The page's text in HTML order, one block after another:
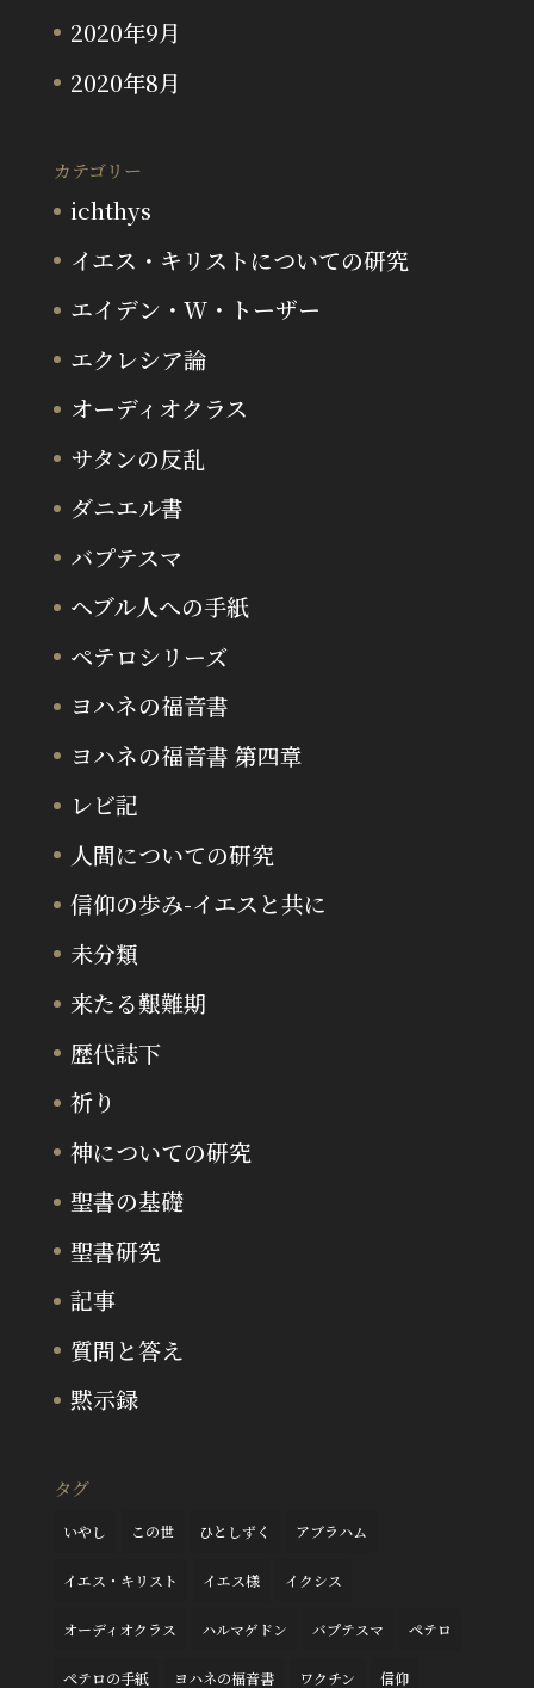
2020年9月
2020年8月
カテゴリー
ichthys
イエス・キリストについての研究
エイデン・W・トーザー
エクレシア論
オーディオクラス
サタンの反乱
ダニエル書
バプテスマ
ヘブル人への手紙
ペテロシリーズ
ヨハネの福音書
ヨハネの福音書 第四章
レビ記
人間についての研究
信仰の歩み-イエスと共に
未分類
来たる艱難期
歴代誌下
祈り
神についての研究
聖書の基礎
聖書研究
記事
質問と答え
黙示録
タグ
いやし この世 ひとしずく アブラハム
イエス・キリスト イエス様 イクシス
オーディオクラス ハルマゲドン バプテスマ ペテロ
ペテロの手紙 ヨハネの福音書 ワクチン 信仰